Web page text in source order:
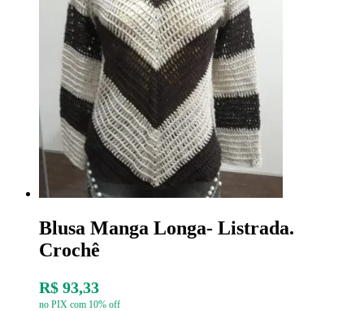
Blusa Manga Longa- Listrada.
Crochê
R$ 93,33
no PIX com 10% off